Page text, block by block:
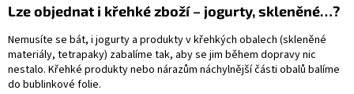
Lze objednat i křehké zboží – jogurty, skleněné…?
Nemusíte se bát, i jogurty a produkty v křehkých obalech (skleněné
materiály, tetrapaky) zabalíme tak, aby se jim během dopravy nic
nestalo. Křehké produkty nebo nárazům náchylnější části obalů balíme
do bublinkové folie.